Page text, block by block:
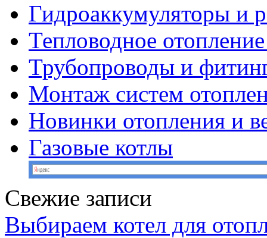
Гидроаккумуляторы и
Тепловодное
Трубопроводы и
Монтаж систем
Новинки отопления и
Газовые котлы
Свежие записи
Выбираем котел для